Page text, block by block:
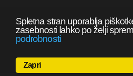
Spletna stran uporablja
zasebnosti lahko po želji
podrobnosti
Zapri